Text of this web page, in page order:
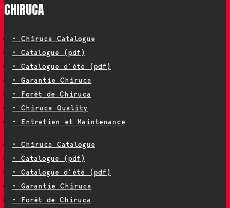
CHIRUCA
• Chiruca Catalogue
• Catalogue (pdf)
• Catalogue d’été (pdf)
• Garantie Chiruca
• Forêt de Chiruca
• Chiruca Quality
• Entretien et Maintenance
• Chiruca Catalogue
• Catalogue (pdf)
• Catalogue d’été (pdf)
• Garantie Chiruca
• Forêt de Chiruca